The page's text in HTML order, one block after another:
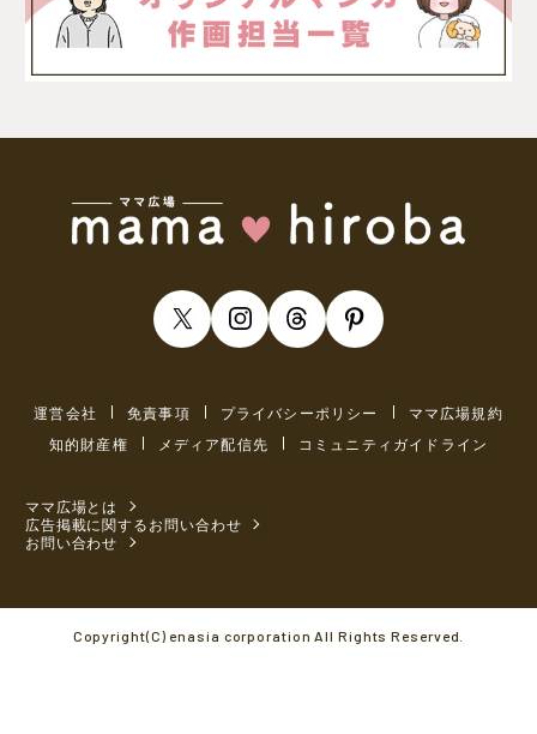
運営会社 免責事項 プライバシーポリシー
ママ広場規約
知的財産権
メディア配信先 コミュニティガイドライン
ママ広場とは
広告掲載に関するお問い合わせ
お問い合わせ
Copyright(C) enasia corporation All Rights Reserved.